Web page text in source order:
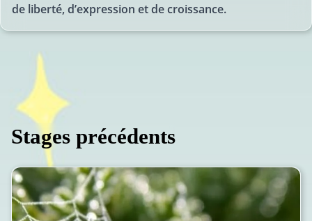
de liberté, d’expression et de croissance.
Stages précédents